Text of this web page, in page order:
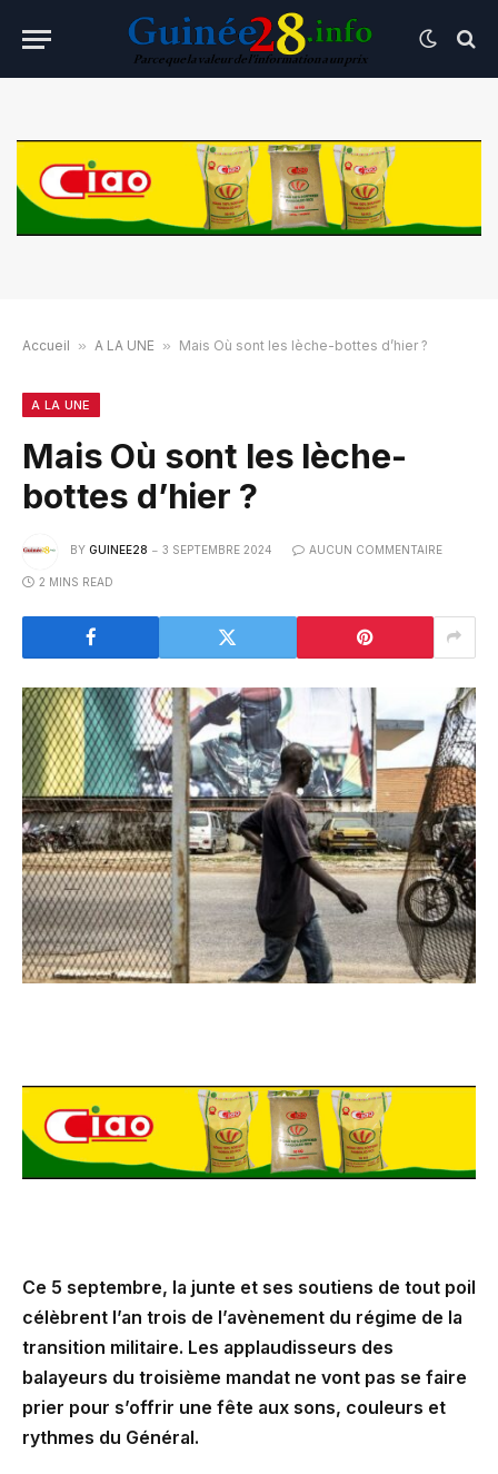
Accueil » A LA UNE » Mais Où sont les lèche-bottes d’hier ?
A LA UNE
Mais Où sont les lèche-
bottes d’hier ?
BY GUINEE28 3 SEPTEMBRE 2024 AUCUN COMMENTAIRE
2 MINS READ
Ce 5 septembre, la junte et ses soutiens de tout poil
célèbrent l’an trois de l’avènement du régime de la
transition militaire. Les applaudisseurs des
balayeurs du troisième mandat ne vont pas se faire
prier pour s’offrir une fête aux sons, couleurs et
rythmes du Général.